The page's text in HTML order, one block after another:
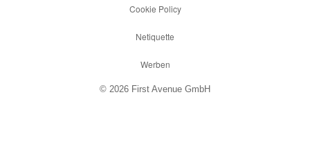
Cookie Policy
Netiquette
Werben
© 2026 First Avenue GmbH